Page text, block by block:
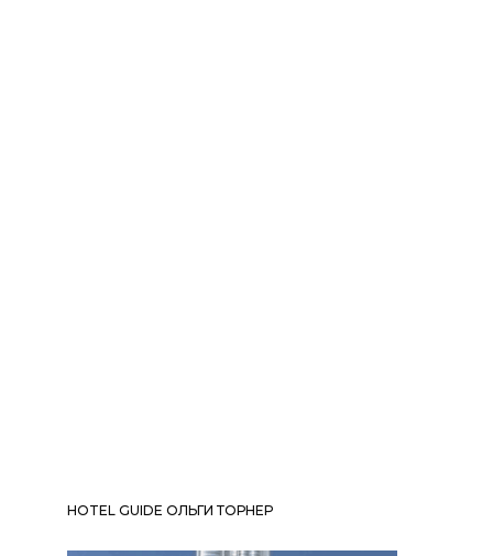
HOTEL GUIDE ОЛЬГИ ТОРНЕР